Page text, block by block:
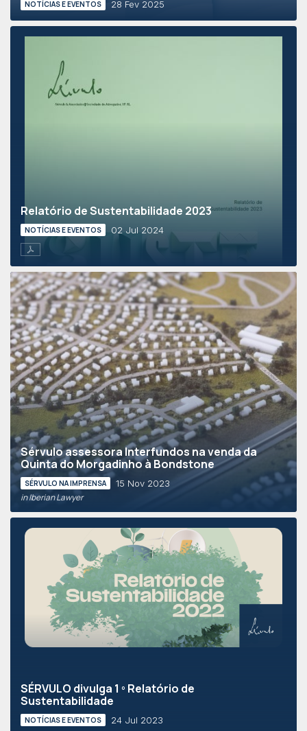
NOTÍCIAS E EVENTOS 28 Fev 2025
Relatório de Sustentabilidade 2023
NOTÍCIAS E EVENTOS 02 Jul 2024
Sérvulo assessora Interfundos na venda da
Quinta do Morgadinho à Bondstone
SÉRVULO NA IMPRENSA 15 Nov 2023
in Iberian Lawyer
SÉRVULO divulga 1 º Relatório de
Sustentabilidade
NOTÍCIAS E EVENTOS 24 Jul 2023